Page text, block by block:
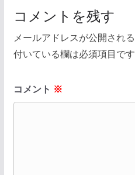
コメントを残す
メールアドレスが公開され
付いている欄は必須項目です
コメント ※